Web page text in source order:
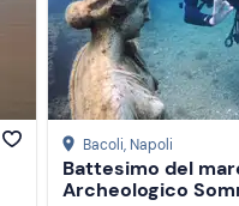
Bacoli, Napoli
Battesimo del
Archeologico